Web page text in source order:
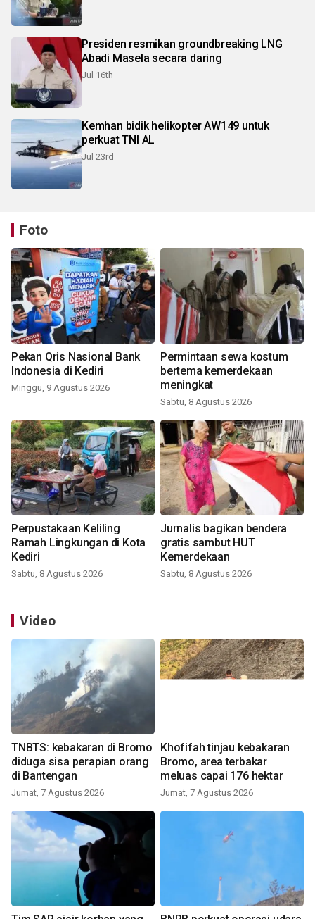
Presiden resmikan groundbreaking LNG
Abadi Masela secara daring
Jul 16th
Kemhan bidik helikopter AW149 untuk
perkuat TNI AL
Jul 23rd
Foto
Pekan Qris Nasional Bank
Indonesia di Kediri
Minggu, 9 Agustus 2026
Permintaan sewa kostum
bertema kemerdekaan
meningkat
Sabtu, 8 Agustus 2026
Perpustakaan Keliling
Ramah Lingkungan di Kota
Kediri
Sabtu, 8 Agustus 2026
Jurnalis bagikan bendera
gratis sambut HUT
Kemerdekaan
Sabtu, 8 Agustus 2026
Video
TNBTS: kebakaran di Bromo
diduga sisa perapian orang
di Bantengan
Jumat, 7 Agustus 2026
Khofifah tinjau kebakaran
Bromo, area terbakar
meluas capai 176 hektar
Jumat, 7 Agustus 2026